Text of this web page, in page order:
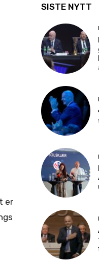
er
SISTE NYTT